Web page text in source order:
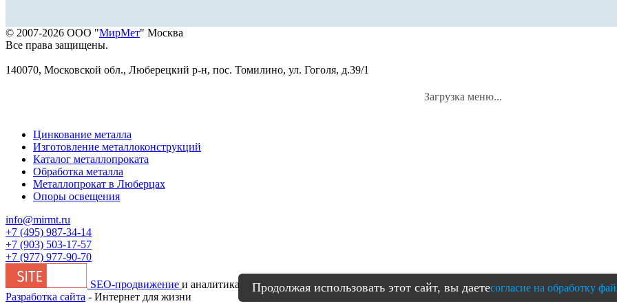
© 2007-2026 ООО "МирМет" Москва
Все права защищены.
140070, Московской обл., Люберецкий р-н, пос. Томилино, ул. Гоголя, д.39/1
Загрузка меню...
Цинкование металла
Изготовление металлоконструкций
Каталог металлопроката
Обработка металла
Металлопрокат в Люберцах
Опоры освещения
info@mirmt.ru
+7 (495) 987-34-14
+7 (903) 503-17-57
+7 (977) 977-90-70
SEO-продвижение и аналитика
Разработка сайта - Интернет для жизни
Продолжая использовать этот сайт, вы даетесогласие на обработку